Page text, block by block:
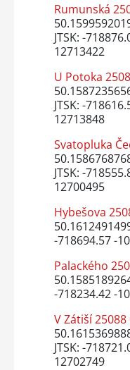
Rumunská
JTSK: -
12713422
U Potoka
JTSK: -
12713848
Svatopluka
JTSK: -
12700495
Hybešova
-718694.57 -
Palackého
-718234.42 -
V Zátiší
JTSK: -
12702749